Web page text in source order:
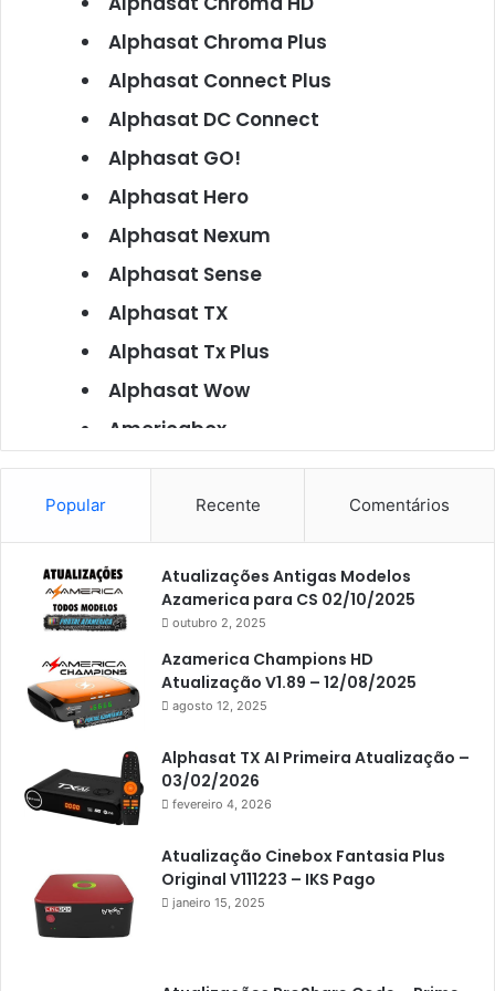
Alphasat Chroma Plus
Alphasat Connect Plus
Alphasat DC Connect
Alphasat GO!
Alphasat Hero
Alphasat Nexum
Alphasat Sense
Alphasat TX
Alphasat Tx Plus
Alphasat Wow
Americabox
Americabox S101
Americabox S105
Americabox S105 Plus
Americabox S205
Americabox S205 Plus
Americabox S305 Plus
Artcom
Athomics
Athomics Eon
Athomics i3
Athomics i3 Bold
Athomics Inspire Qi
Popular Recente Comentários
Atualizações Antigas Modelos
Azamerica para CS 02/10/2025
outubro 2, 2025
Azamerica Champions HD
Atualização V1.89 – 12/08/2025
agosto 12, 2025
Alphasat TX AI Primeira Atualização –
03/02/2026
fevereiro 4, 2026
Atualização Cinebox Fantasia Plus
Original V111223 – IKS Pago
janeiro 15, 2025